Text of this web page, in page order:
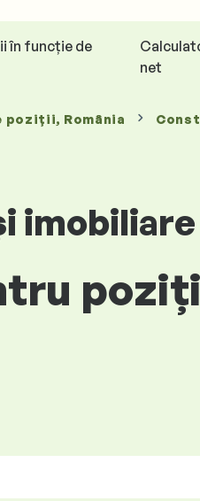
în funcție de
net
poziții, România
imobiliare